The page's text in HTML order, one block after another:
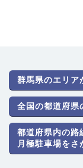
群馬県のエリア
全国の都道府県
都道府県内の路
月極駐車場をさ